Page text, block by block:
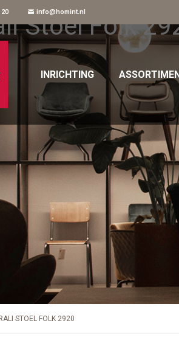
20 info@homint.nl
INRICHTING
Stoel Folk
STOEL FOLK 2920